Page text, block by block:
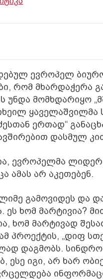
ევროპელ
რომ მხარდაჭერა
მომხდარიყო
ერთად“
დასმულ
ევროპელმა
ამას არ აკეთებენ.
გამოვიდეს და
ეს ხომ მარტივია?
ხომ მარტივად
პროექტის, „დიფ
დაგმობს.
ესე იგი, არ ხარ